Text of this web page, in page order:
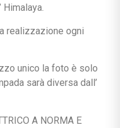
realizzazione ogni
unico la foto è solo
sarà diversa dall’
A NORMA E